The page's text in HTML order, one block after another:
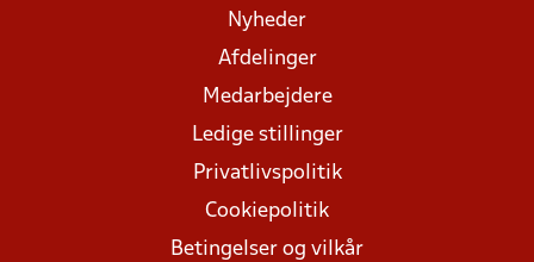
Nyheder
Afdelinger
Medarbejdere
Ledige stillinger
Privatlivspolitik
Cookiepolitik
Betingelser og vilkår